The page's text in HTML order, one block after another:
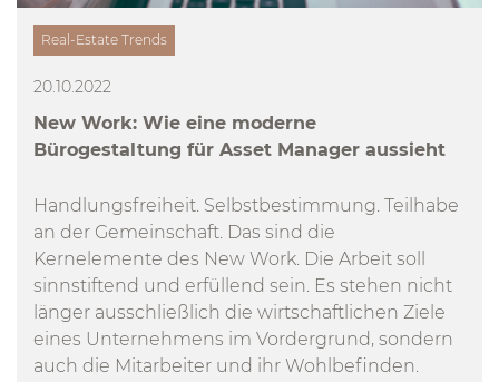
Real-Estate Trends
20.10.2022
New Work: Wie eine moderne
Bürogestaltung für Asset Manager aussieht
Handlungsfreiheit. Selbstbestimmung. Teilhabe
an der Gemeinschaft. Das sind die
Kernelemente des New Work. Die Arbeit soll
sinnstiftend und erfüllend sein. Es stehen nicht
länger ausschließlich die wirtschaftlichen Ziele
eines Unternehmens im Vordergrund, sondern
auch die Mitarbeiter und ihr Wohlbefinden.